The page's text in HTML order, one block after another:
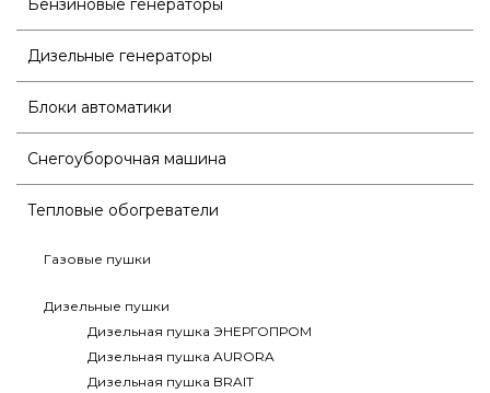
Дизельные генераторы
Блоки автоматики
Снегоуборочная машина
Тепловые обогреватели
Газовые пушки
Дизельные пушки
Дизельная пушка ЭНЕРГОПРОМ
Дизельная пушка AURORA
Дизельная пушка BRAIT